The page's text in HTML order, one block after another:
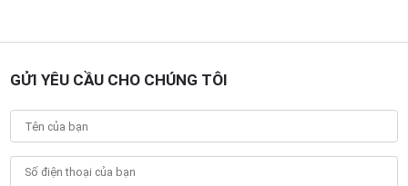
GỬI YÊU CẦU CHO CHÚNG TÔI